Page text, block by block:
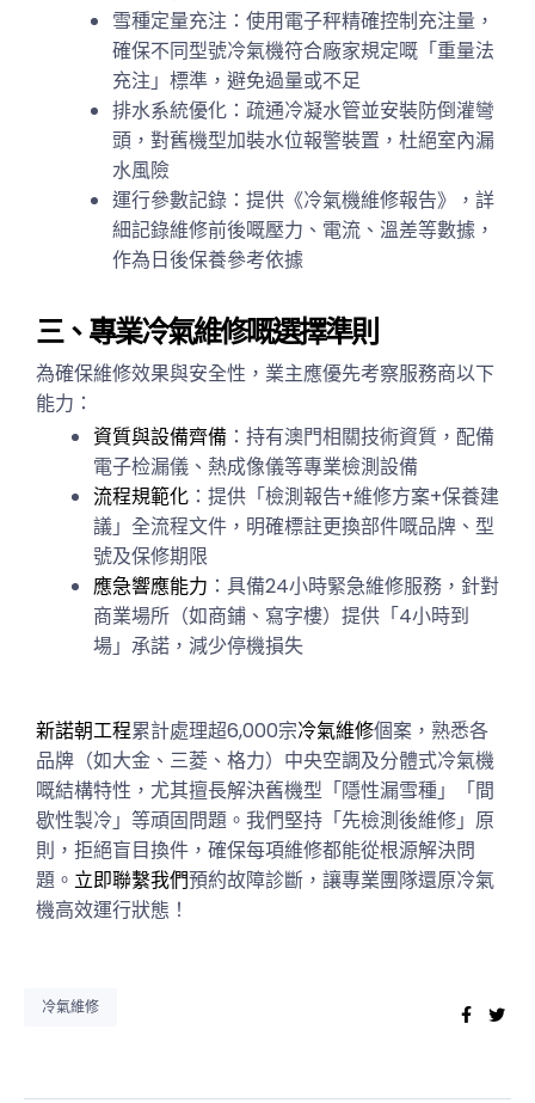
雪種定量充注：使用電子秤精確控制充注量，
確保不同型號冷氣機符合廠家規定嘅「重量法
充注」標準，避免過量或不足
排水系統優化：疏通冷凝水管並安裝防倒灌彎
頭，對舊機型加裝水位報警裝置，杜絕室內漏
水風險
運行參數記錄：提供《冷氣機維修報告》，詳
細記錄維修前後嘅壓力、電流、溫差等數據，
作為日後保養參考依據
三、專業冷氣維修嘅選擇準則
為確保維修效果與安全性，業主應優先考察服務商以下
能力：
資質與設備齊備 ：持有澳門相關技術資質，配備
電子检漏儀、熱成像儀等專業檢測設備
流程規範化 ：提供「檢測報告+維修方案+保養建
議」全流程文件，明確標註更換部件嘅品牌、型
號及保修期限
應急響應能力 ：具備24小時緊急維修服務，針對
商業場所（如商鋪、寫字樓）提供「4小時到
場」承諾，減少停機損失
新諾朝工程累計處理超6,000宗冷氣維修個案，熟悉各
品牌（如大金、三菱、格力）中央空調及分體式冷氣機
嘅結構特性，尤其擅長解決舊機型「隱性漏雪種」「間
歇性製冷」等頑固問題。我們堅持「先檢測後維修」原
則，拒絕盲目換件，確保每項維修都能從根源解決問
題。 立即聯繫我們預約故障診斷，讓專業團隊還原冷氣
機高效運行狀態！
冷氣維修